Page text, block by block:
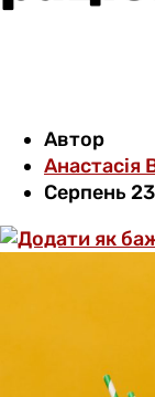
Автор
Анастасія
Серпень